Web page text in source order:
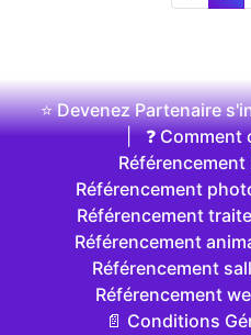
⭐ Devenez Partenaire
|
❓ Comment
Référencement
Référencement
Référencement
Référencement
Référencement
Référencement
📄 Conditions